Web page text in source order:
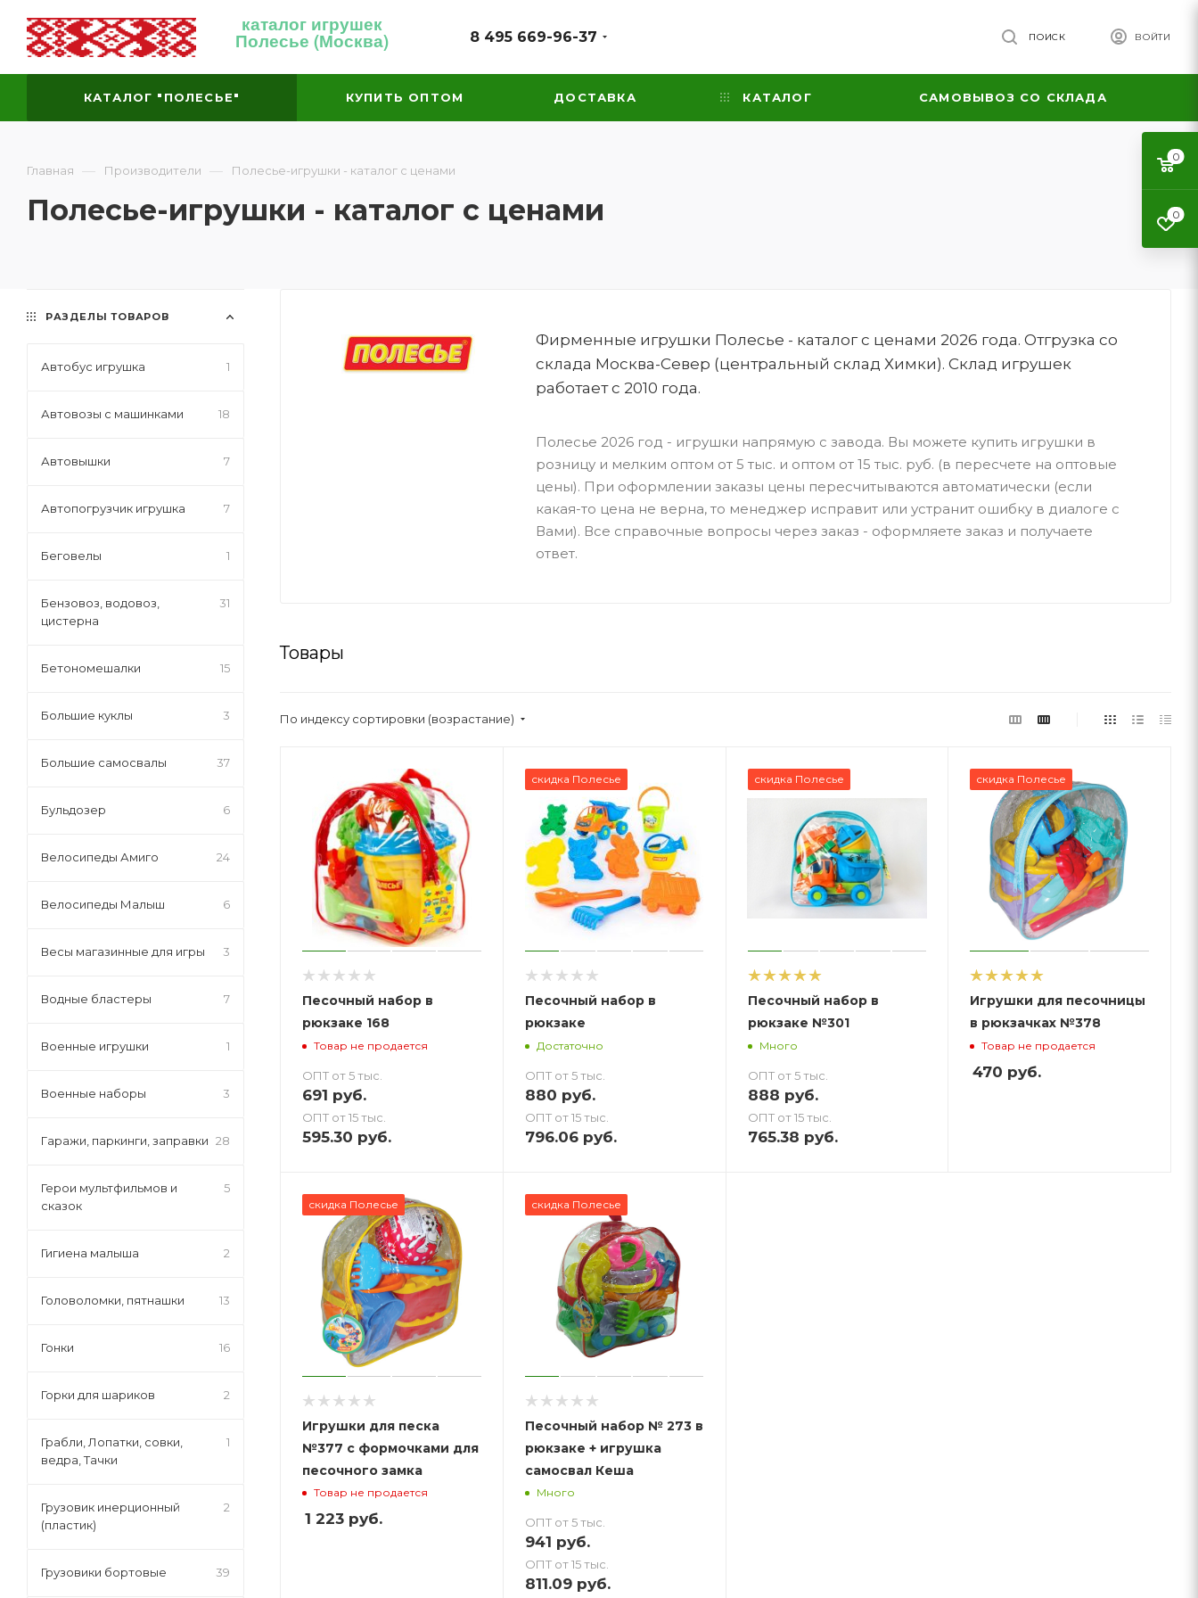
каталог игрушек
Полесье (Москва) 8 495 669-96-37 ВОЙТИ
ПОИСК
КАТАЛОГ "ПОЛЕСЬЕ" КУПИТЬ ОПТОМ ДОСТАВКА КАТАЛОГ САМОВЫВОЗ СО СКЛАДА
Главная — Производители — Полесье-игрушки - каталог с ценами
Полесье-игрушки - каталог с ценами
Фирменные игрушки Полесье - каталог с ценами 2026 года. Отгрузка со
склада Москва-Север (центральный склад Химки). Склад игрушек
работает с 2010 года.
Полесье 2026 год - игрушки напрямую с завода. Вы можете купить игрушки в
розницу и мелким оптом от 5 тыс. и оптом от 15 тыс. руб. (в пересчете на оптовые
цены). При оформлении заказы цены пересчитываются автоматически (если
какая-то цена не верна, то менеджер исправит или устранит ошибку в диалоге с
Вами). Все справочные вопросы через заказ - оформляете заказ и получаете
ответ.
Товары
По индексу сортировки (возрастание)
Песочный набор в
рюкзаке 168
Товар не продается
ОПТ от 5 тыс.
691 руб.
ОПТ от 15 тыс.
595.30 руб.
скидка Полесье
Песочный набор в
рюкзаке
Достаточно
ОПТ от 5 тыс.
880 руб.
ОПТ от 15 тыс.
796.06руб.
скидка Полесье
Песочный набор в
рюкзаке №301
Много
ОПТ от 5 тыс.
888 руб.
ОПТ от 15 тыс.
765.38 руб.
скидка Полесье
Игрушки для песочницы
в рюкзачках №378
Товар не продается
470 руб.
скидка Полесье
Игрушки для песка
№377 с формочками для
песочного замка
Товар не продается
1 223 руб.
скидка Полесье
Песочный набор № 273 в
рюкзаке + игрушка
самосвал Кеша
Много
ОПТ от 5 тыс.
941 руб.
ОПТ от 15 тыс.
811.09руб.
РАЗДЕЛЫ ТОВАРОВ
Автобус игрушка 1
Автовозы с машинками 18
Автовышки 7
Автопогрузчик игрушка 7
Беговелы 1
Бензовоз, водовоз,
цистерна
31
Бетономешалки 15
Большие куклы 3
Большие самосвалы 37
Бульдозер 6
Велосипеды Амиго 24
Велосипеды Малыш 6
Весы магазинные для игры 3
Водные бластеры 7
Военные игрушки 1
Военные наборы 3
Гаражи, паркинги, заправки 28
Герои мультфильмов и
сказок
5
Гигиена малыша 2
Головоломки, пятнашки 13
Гонки 16
Горки для шариков 2
Грабли, Лопатки, совки,
ведра, Тачки
1
Грузовик инерционный
(пластик)
2
Грузовики бортовые 39
0
0